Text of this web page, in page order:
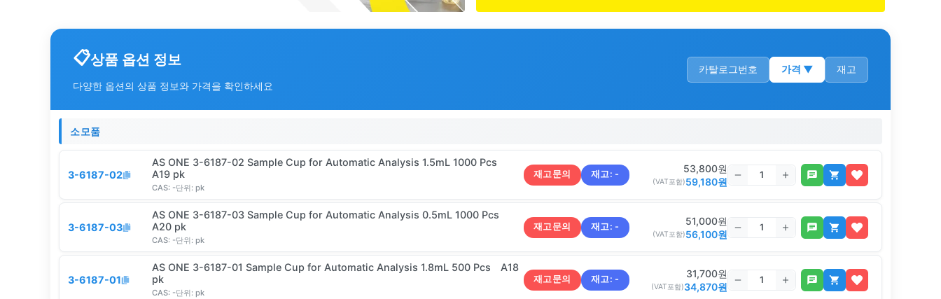
상품 옵션 정보
다양한 옵션의 상품 정보와 가격을 확인하세요
카탈로그번호 가격 ▼ 재고
소모품
3-6187-02
AS ONE 3-6187-02 Sample Cup for Automatic Analysis 1.5mL 1000 Pcs
A19 pk
CAS: -단위: pk
재고문의 재고: - 53,800원
(VAT포함)59,180원
3-6187-03
AS ONE 3-6187-03 Sample Cup for Automatic Analysis 0.5mL 1000 Pcs
A20 pk
CAS: -단위: pk
재고문의 재고: - 51,000원
(VAT포함)56,100원
3-6187-01
AS ONE 3-6187-01 Sample Cup for Automatic Analysis 1.8mL 500 Pcs A18
pk
CAS: -단위: pk
재고문의 재고: - 31,700원
(VAT포함)34,870원